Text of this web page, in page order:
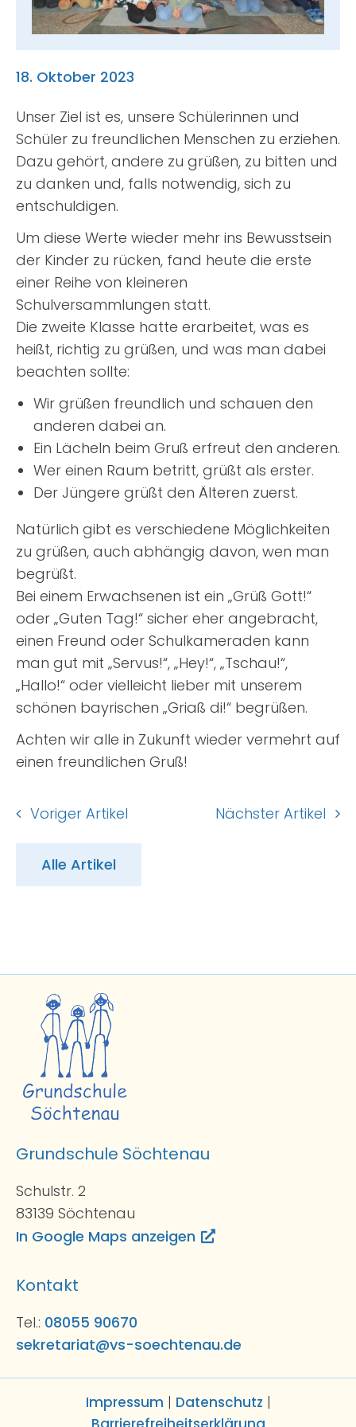
Suche
nach:
18. Oktober 2023
Unser Ziel ist es, unsere Schülerinnen und
Schüler zu freundlichen Menschen zu erziehen.
Dazu gehört, andere zu grüßen, zu bitten und
zu danken und, falls notwendig, sich zu
entschuldigen.
Um diese Werte wieder mehr ins Bewusstsein
der Kinder zu rücken, fand heute die erste
einer Reihe von kleineren
Schulversammlungen statt.
Die zweite Klasse hatte erarbeitet, was es
heißt, richtig zu grüßen, und was man dabei
beachten sollte:
Wir grüßen freundlich und schauen den
anderen dabei an.
Ein Lächeln beim Gruß erfreut den anderen.
Wer einen Raum betritt, grüßt als erster.
Der Jüngere grüßt den Älteren zuerst.
Natürlich gibt es verschiedene Möglichkeiten
zu grüßen, auch abhängig davon, wen man
begrüßt.
Bei einem Erwachsenen ist ein „Grüß Gott!“
oder „Guten Tag!“ sicher eher angebracht,
einen Freund oder Schulkameraden kann
man gut mit „Servus!“, „Hey!“, „Tschau!“,
„Hallo!“ oder vielleicht lieber mit unserem
schönen bayrischen „Griaß di!“ begrüßen.
Achten wir alle in Zukunft wieder vermehrt auf
einen freundlichen Gruß!
Voriger Artikel Nächster Artikel
Alle Artikel
Grundschule Söchtenau
Schulstr. 2
83139 Söchtenau
In Google Maps anzeigen
Kontakt
Tel.: 08055 90670
sekretariat@vs-soechtenau.de
Impressum | Datenschutz |